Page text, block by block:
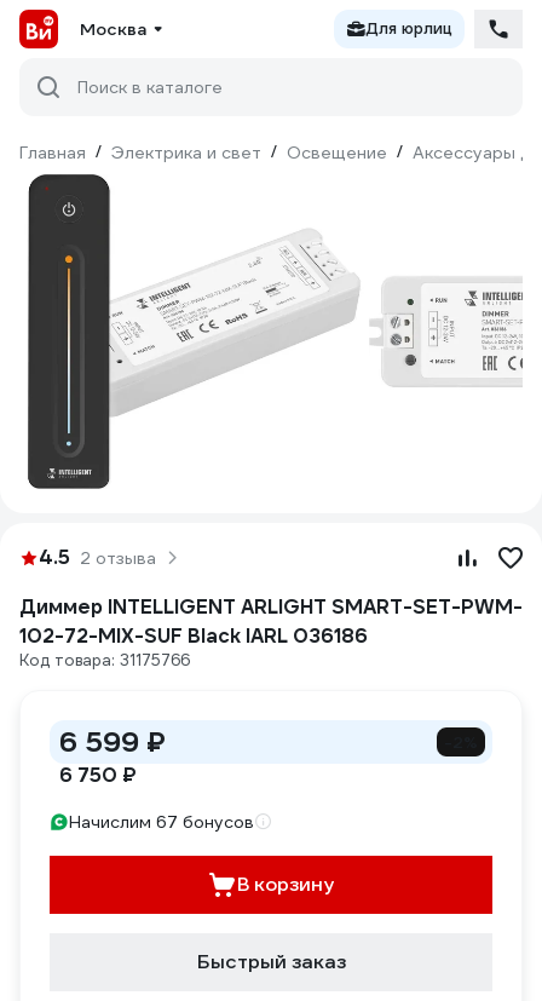
Москва Для юрлиц
Поиск в каталоге
Главная / Электрика и свет / Освещение / Аксессуары
4.5 2 отзыва
Диммер INTELLIGENT ARLIGHT SMART-SET-PWM-
102-72-MIX-SUF Black IARL 036186
Код товара: 31175766
6 599 ₽
6 750 ₽
Начислим 67 бонусов
В корзину
Быстрый заказ